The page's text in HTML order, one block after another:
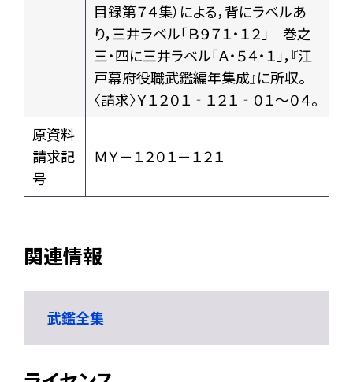
目録第７４集）による，背にラベルあ
り，三井ラベル「Ｂ９７１・１２」 巻之
三・四に三井ラベル「Ａ・５４・１」，『江
戸幕府役職武鑑編年集成』に所収。
〈請求〉Ｙ１２０１‐１２１‐０１～０４。
原資料
請求記
号
ＭＹ－１２０１－１２１
関連情報
武鑑全集